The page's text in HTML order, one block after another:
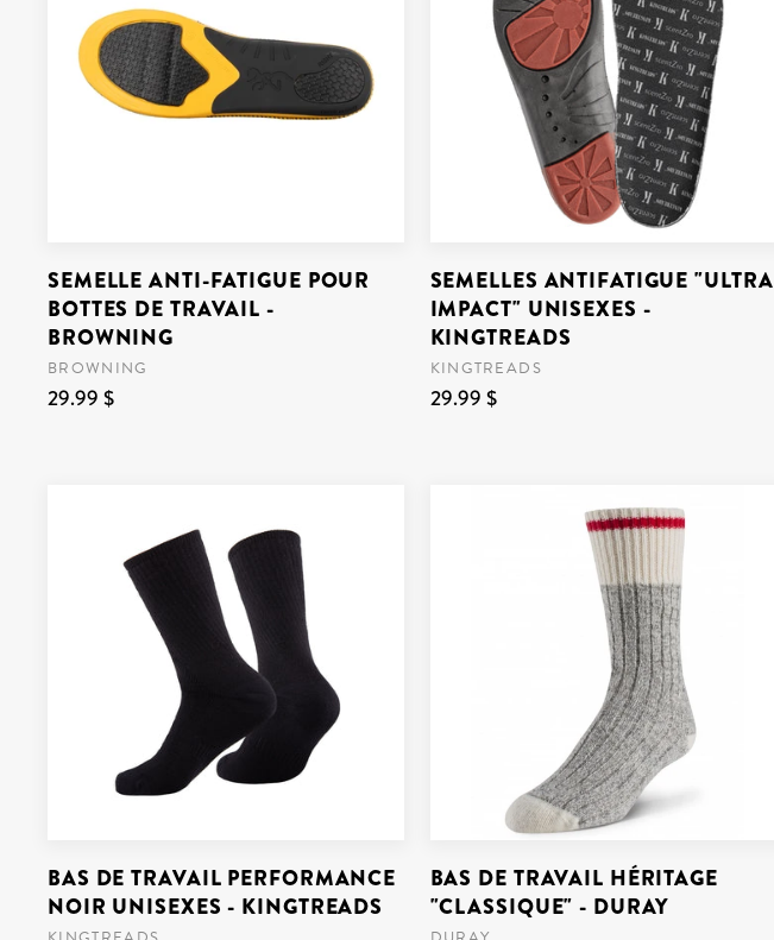
SEMELLE ANTI-FATIGUE POUR
BOTTES DE TRAVAIL -
BROWNING
BROWNING
29.99 $
SEMELLES ANTIFATIGUE "ULTRA
IMPACT" UNISEXES -
KINGTREADS
KINGTREADS
29.99 $
BAS DE TRAVAIL PERFORMANCE
NOIR UNISEXES - KINGTREADS
BAS DE TRAVAIL HÉRITAGE
"CLASSIQUE" - DURAY